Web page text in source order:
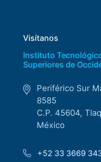
Visítanos
Instituto
Superiores de
Periférico Sur
8585
C.P. 45604,
México
+52 33 3669